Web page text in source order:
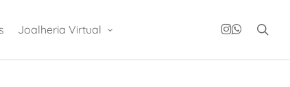
Joalheria Virtual instagram
whatsapp